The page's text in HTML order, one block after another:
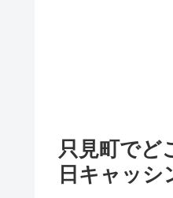
只見町でど
日キャッシ